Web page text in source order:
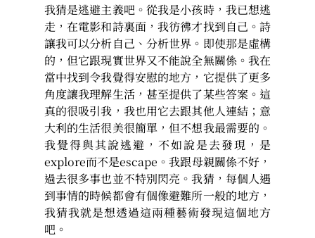
我猜是逃避主義吧。從我是小孩時，我已想逃
走，在電影和詩裏面，我彷彿才找到自己。詩
讓我可以分析自己、分析世界。即使那是虛構
的，但它跟現實世界又不能說全無關係。我在
當中找到令我覺得安慰的地方，它提供了更多
角度讓我理解生活，甚至提供了某些答案。這
真的很吸引我，我也用它去跟其他人連結；意
大利的生活很美很簡單，但不想我最需要的。
我覺得與其說逃避，不如說是去發現，是
explore而不是escape。我跟母親關係不好，
過去很多事也並不特別閃亮。我猜，每個人遇
到事情的時候都會有個像避難所一般的地方，
我猜我就是想透過這兩種藝術發現這個地方
吧。